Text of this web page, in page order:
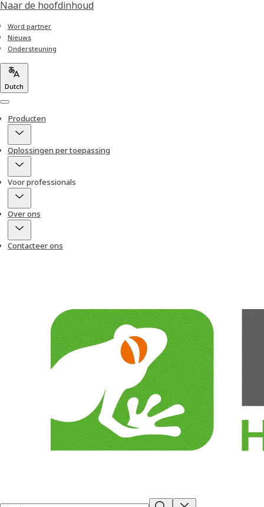
Naar de hoofdinhoud
Word partner
Nieuws
Ondersteuning
Dutch
Menu
Producten
Oplossingen per toepassing
Voor professionals
Over ons
Contacteer ons